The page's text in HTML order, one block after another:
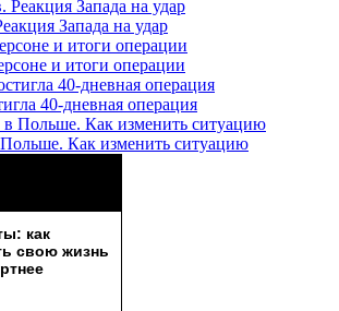
Запада на удар
и итоги операции
40-дневная операция
Как изменить ситуацию